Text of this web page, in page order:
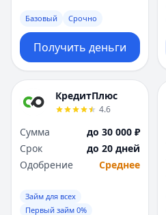
Базовый Срочно
Получить деньги
КредитПлюс
4.6
Сумма
до 30 000 ₽
Срок
до 20 дней
Одобрение
Среднее
Займ для всех
Первый займ 0%